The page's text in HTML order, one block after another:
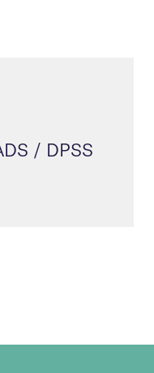
/ DPSS